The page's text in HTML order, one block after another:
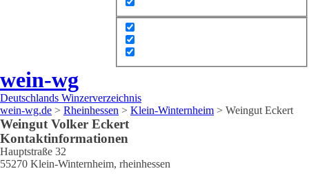
wein-wg
Deutschlands Winzerverzeichnis
wein-wg.de > Rheinhessen > Klein-Winternheim > Weingut Eckert
Weingut Volker Eckert
Kontaktinformationen
Hauptstraße 32
55270 Klein-Winternheim, rheinhessen